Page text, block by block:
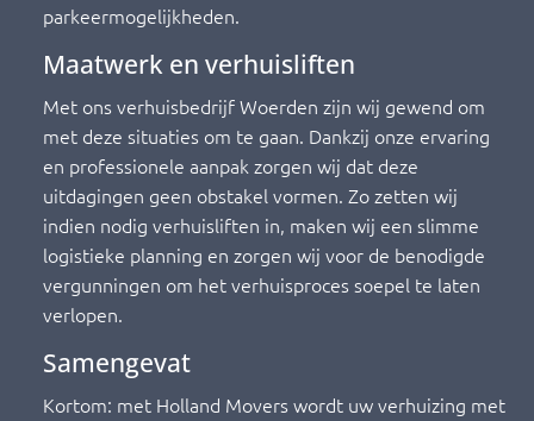
parkeermogelijkheden.
Maatwerk en verhuisliften
Met ons verhuisbedrijf Woerden zijn wij gewend om
met deze situaties om te gaan. Dankzij onze ervaring
en professionele aanpak zorgen wij dat deze
uitdagingen geen obstakel vormen. Zo zetten wij
indien nodig verhuisliften in, maken wij een slimme
logistieke planning en zorgen wij voor de benodigde
vergunningen om het verhuisproces soepel te laten
verlopen.
Samengevat
Kortom: met Holland Movers wordt uw verhuizing met